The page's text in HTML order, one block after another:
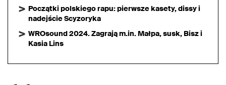
Początki polskiego rapu: pierwsze kasety, dissy i
nadejście Scyzoryka
WROsound 2024. Zagrają m.in. Małpa, susk, Bisz i
Kasia Lins